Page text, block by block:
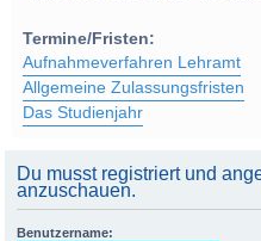
Termine/Fristen:
Aufnahmeverfahren Lehramt
Allgemeine Zulassungsfristen
Das Studienjahr
Du musst registriert und
anzuschauen.
Benutzername: